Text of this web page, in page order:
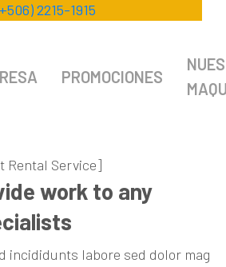
2215-1915
PROMOCIONES
Rental Service]
work to any
incididunts labore sed dolor mag